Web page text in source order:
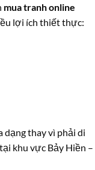
mua tranh online
lợi ích thiết thực:
dạng thay vì phải di
khu vực Bảy Hiền –